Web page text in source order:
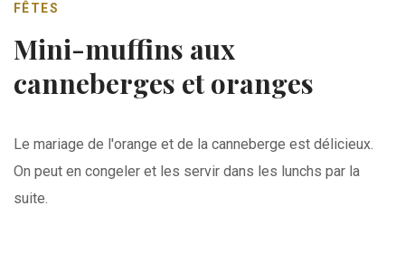
FÊTES
Mini-muffins aux
canneberges et oranges
Le mariage de l'orange et de la canneberge est délicieux.
On peut en congeler et les servir dans les lunchs par la
suite.